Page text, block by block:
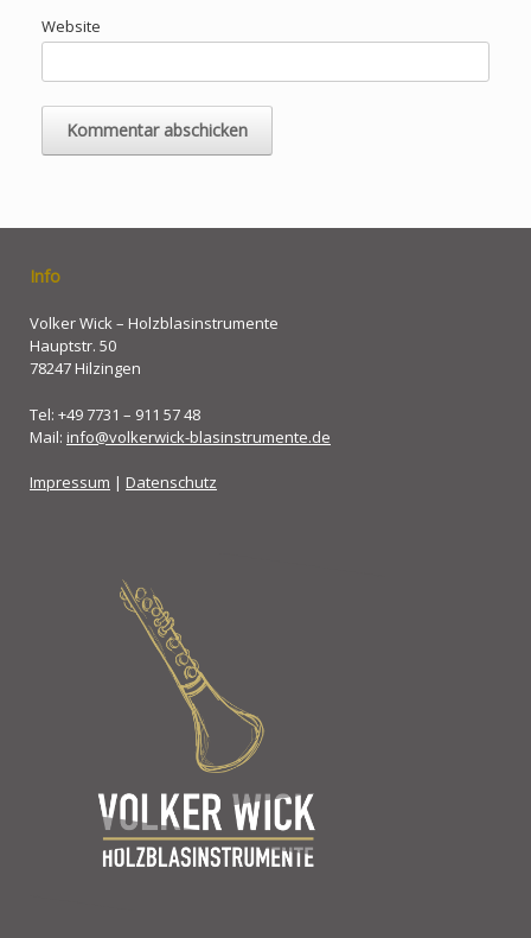
Website
Info
Volker Wick – Holzblasinstrumente
Hauptstr. 50
78247 Hilzingen
Tel: +49 7731 – 911 57 48
Mail: info@volkerwick-blasinstrumente.de
Impressum | Datenschutz